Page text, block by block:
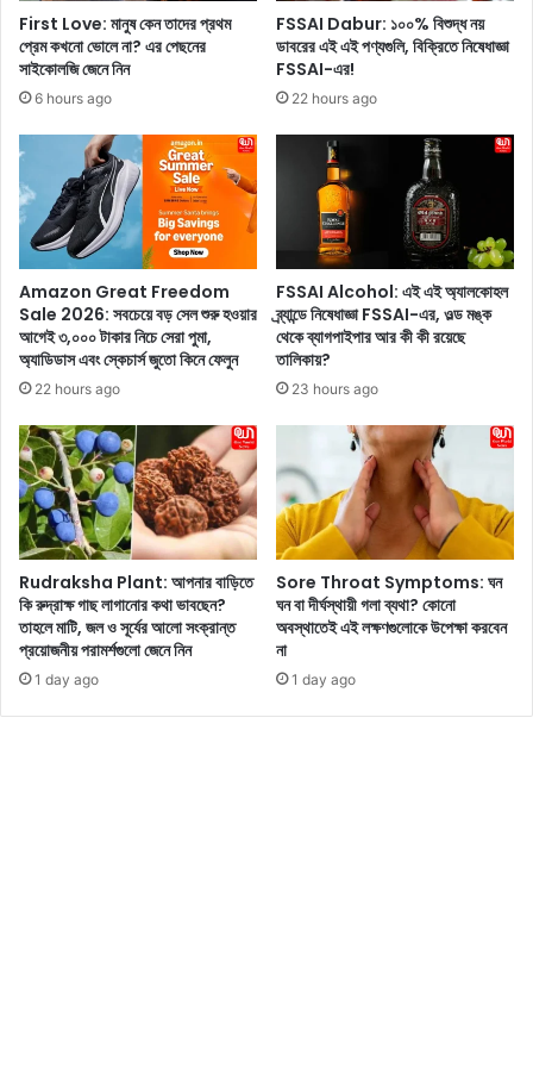
২
০
২
৬
-
এ
ন
জ
র
কা
ক
ক্রি
য়ে
ট
র
লে
ন
ই
শা
আ
ম্বা
নি
,
ভা
র
C
h
t
t
e
r
j
:
নি
র্বা
চ
নে
ফ
লা
ফ
ল
প্র
কা
শে
র
প
র
ই
First Love: মানুষ কেন তাদের প্রথম
প্রেম কখনো ভোলে না? এর পেছনের
সাইকোলজি জেনে নিন
6 hours ago
FSSAI Dabur: ১০০% বিশুদ্ধ নয়
ডাবরের এই এই পণ্যগুলি, বিক্রিতে নিষেধাজ্ঞা
FSSAI-এর!
22 hours ago
Amazon Great Freedom
Sale 2026: সবচেয়ে বড় সেল শুরু হওয়ার
আগেই ৩,০০০ টাকার নিচে সেরা পুমা,
অ্যাডিডাস এবং স্কেচার্স জুতো কিনে ফেলুন
22 hours ago
FSSAI Alcohol: এই এই অ্যালকোহল
ব্র্যান্ডে নিষেধাজ্ঞা FSSAI-এর, ওল্ড মঙ্ক
থেকে ব্যাগপাইপার আর কী কী রয়েছে
তালিকায়?
23 hours ago
Rudraksha Plant: আপনার বাড়িতে
কি রুদ্রাক্ষ গাছ লাগানোর কথা ভাবছেন?
তাহলে মাটি, জল ও সূর্যের আলো সংক্রান্ত
প্রয়োজনীয় পরামর্শগুলো জেনে নিন
1 day ago
Sore Throat Symptoms: ঘন
ঘন বা দীর্ঘস্থায়ী গলা ব্যথা? কোনো
অবস্থাতেই এই লক্ষণগুলোকে উপেক্ষা করবেন
না
1 day ago